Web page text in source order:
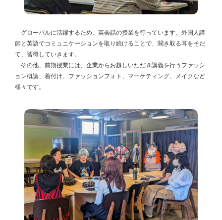
グローバルに活躍するため、英会話の授業を行っています。外国人講
師と英語でコミュニケーションを取り続けることで、聞き取る耳をそだ
て、習得していきます。
その他、前期授業には、企業からお越しいただき講義を行うファッシ
ョン概論、着付け、ファッションフォト、 マーケティング、メイクなど
様々です。